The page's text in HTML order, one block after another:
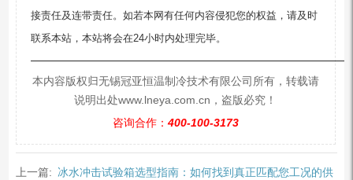
接责任及连带责任。如若本网有任何内容侵犯您的权益，请及时
联系本站，本站将会在24小时内处理完毕。
本内容版权归无锡冠亚恒温制冷技术有限公司所有，转载请
说明出处www.lneya.com.cn，盗版必究！
咨询合作： 400-100-3173
上一篇: 冰水冲击试验箱选型指南：如何找到真正匹配您工况的供